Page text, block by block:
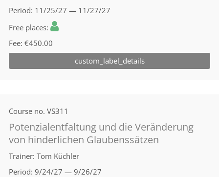
Period 11/25/27 — 11/27/27
Free places
Fee €450.00
custom_label_details
Course no. VS311
Potenzialentfaltung und die Veränderung
von hinderlichen Glaubenssätzen
Trainer Tom Küchler
Period 9/24/27 — 9/26/27